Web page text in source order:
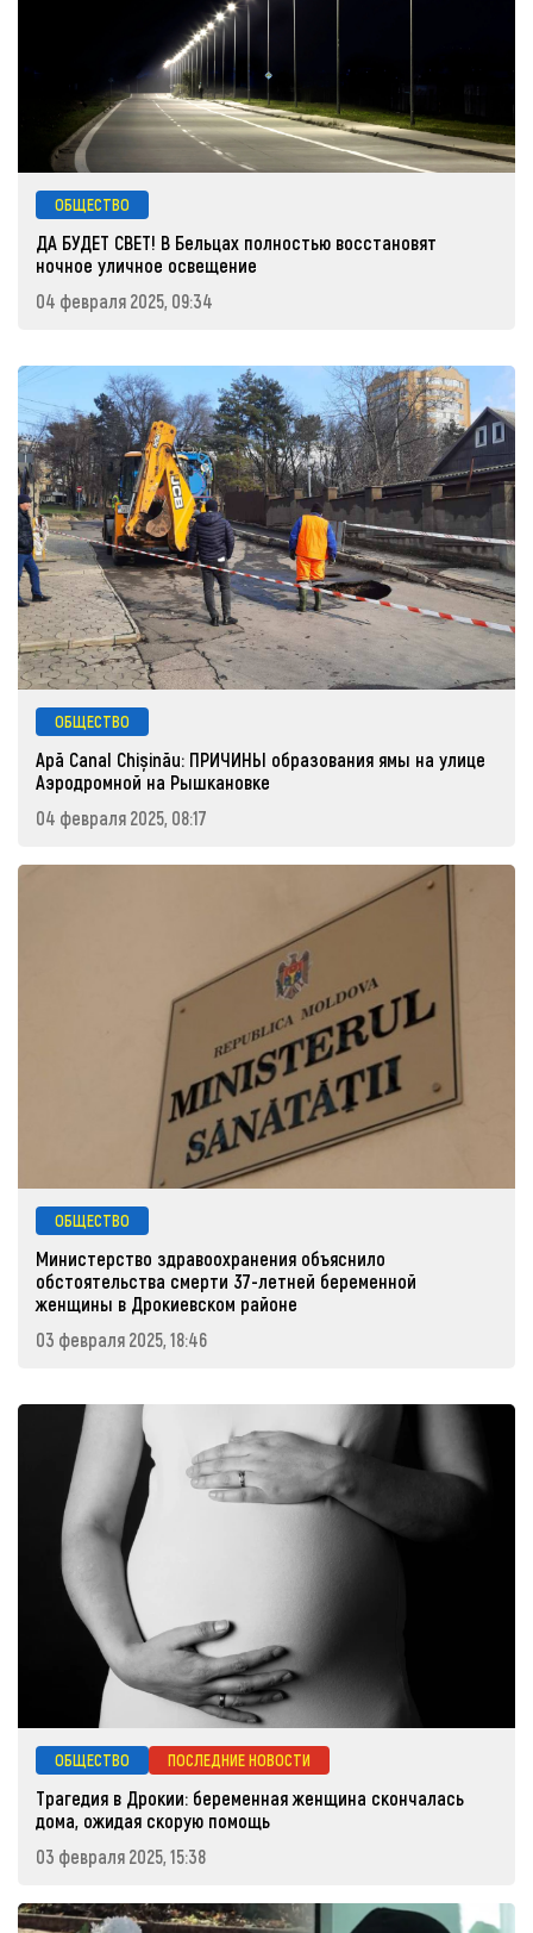
ОБЩЕСТВО
ДА БУДЕТ СВЕТ! В Бельцах полностью восстановят
ночное уличное освещение
04 февраля 2025, 09:34
ОБЩЕСТВО
Apă Canal Chișinău: ПРИЧИНЫ образования ямы на улице
Аэродромной на Рышкановке
04 февраля 2025, 08:17
ОБЩЕСТВО
Министерство здравоохранения объяснило
обстоятельства смерти 37-летней беременной
женщины в Дрокиевском районе
03 февраля 2025, 18:46
ОБЩЕСТВО ПОСЛЕДНИЕ НОВОСТИ
Трагедия в Дрокии: беременная женщина скончалась
дома, ожидая скорую помощь
03 февраля 2025, 15:38